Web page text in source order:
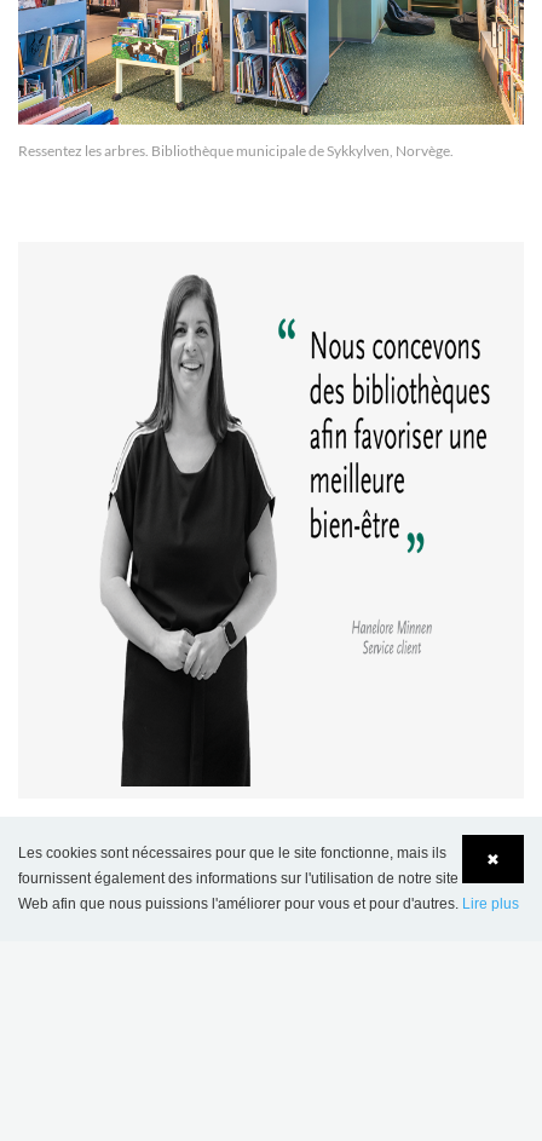
Ressentez les arbres. Bibliothèque municipale deSykkylven, Norvège.
AUTRES THÈMES
✖
Les cookies sont nécessaires pour que le site fonctionne, mais ils
fournissent également des informations sur l'utilisation de notre site
Web afin que nous puissions l'améliorer pour vous et pour d'autres. Lire plus